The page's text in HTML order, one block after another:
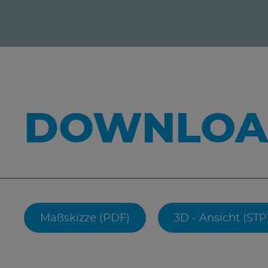
Maßskizze (PDF) 3D - Ansicht